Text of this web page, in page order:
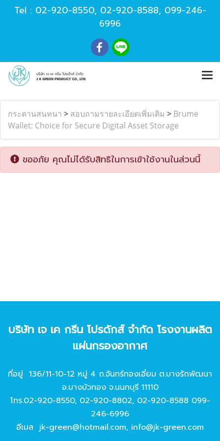
Tel : 02-920-8550, 02-920-8588, 099-246-
6996
กระดานสนทนา > สอบถามรายละเอียดเพิ่มเติม > Brume
Wallet: Choice for Secure Digital Asset Storage
ขออภัย คุณไม่ได้รับสิทธิในการเข้าใช้งานในส่วนนี้
บริษัท เจ เค กรีน โปรดักส์ จํากัด โรงงานผลิต
แผ่นกรองอากาศ
ที่อยู่ 136/11-10-12 หมู่ 4 ถ.จันทร์ทองเอี่ยม ต.บางรักพัฒนา
อ.บางบัวทอง จ.นนทบุรี 11110
โทร.02-920-8550, 02-920-8802, 02-920-8588 099-
246-6996
อีเมล jk-green@hotmail.com, info@jk-green.com